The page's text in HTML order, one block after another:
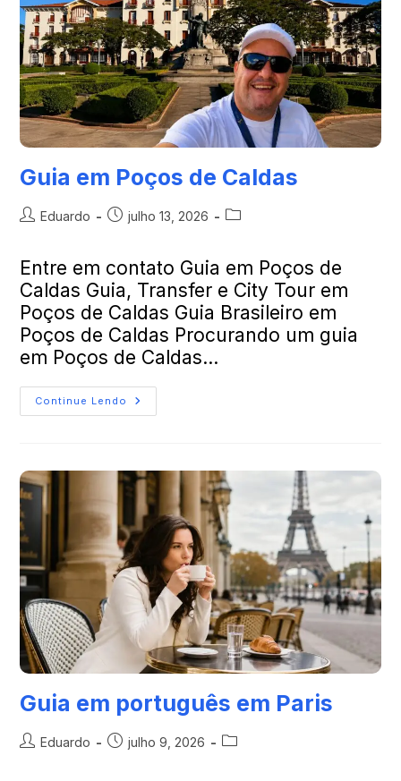
Guia em Poços de Caldas
Eduardo julho 13, 2026
Entre em contato Guia em Poços de
Caldas Guia, Transfer e City Tour em
Poços de Caldas Guia Brasileiro em
Poços de Caldas Procurando um guia
em Poços de Caldas…
Continue Lendo
Guia em português em Paris
Eduardo julho 9, 2026